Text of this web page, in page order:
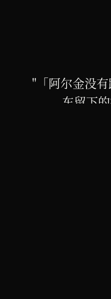
「阿尔金没
车留下的